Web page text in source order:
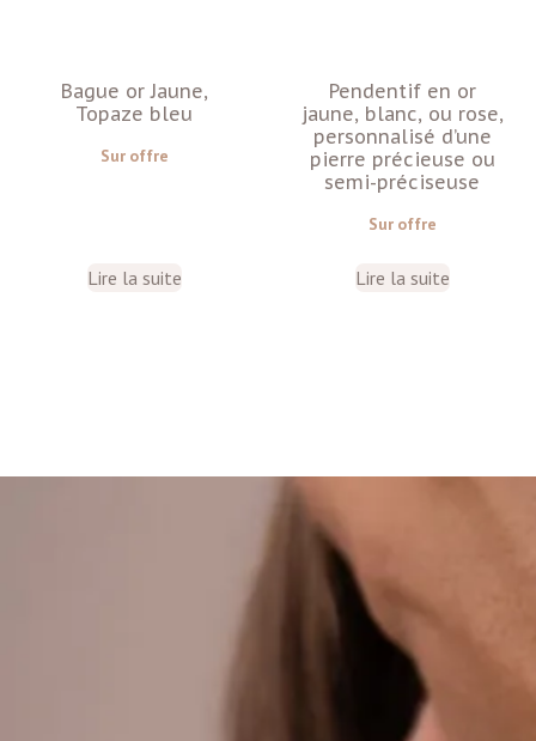
Bague or Jaune,
Topaze bleu
Sur offre
Lire la suite
Pendentif en or
jaune, blanc, ou rose,
personnalisé d’une
pierre précieuse ou
semi-préciseuse
Sur offre
Lire la suite